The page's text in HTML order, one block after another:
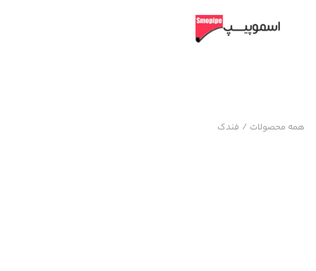
همه محصولات / فندک